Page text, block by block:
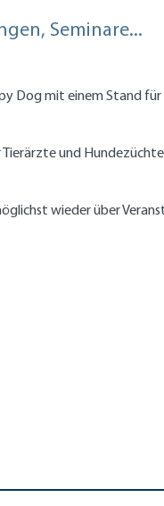
Seminare...
Dog mit einem Stand
und
wieder über